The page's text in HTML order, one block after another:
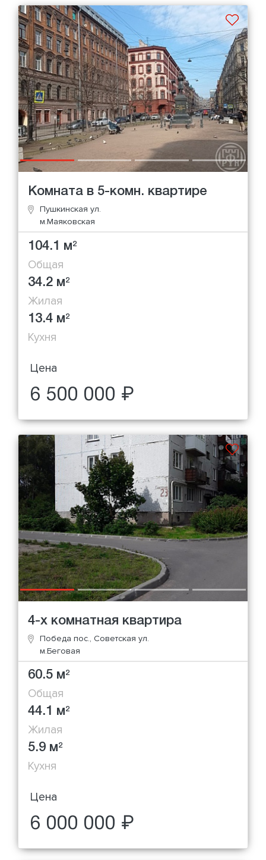
Комната в 5-комн. квартире
Пушкинская ул.
м.Маяковская
104.1 м2
Общая
34.2 м2
Жилая
13.4 м2
Кухня
Цена
6 500 000 ₽
4-х комнатная квартира
Победа пос., Советская ул.
м.Беговая
60.5 м2
Общая
44.1 м2
Жилая
5.9 м2
Кухня
Цена
6 000 000 ₽